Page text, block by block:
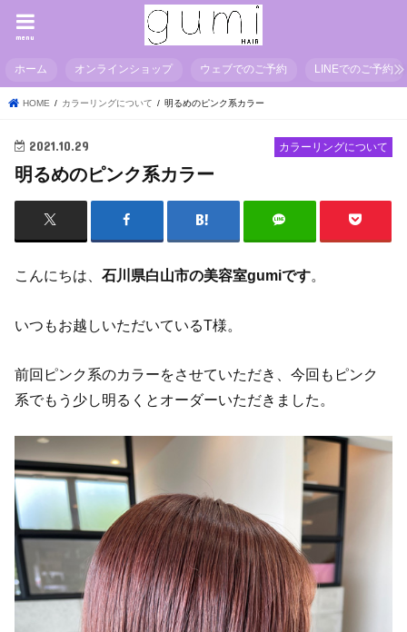
menu
ホーム オンラインショップ ウェブでのご予約 LINEでのご予約
HOME カラーリングについて 明るめのピンク系カラー
カラーリングについて
2021.10.29
明るめのピンク系カラー
こんにちは、石川県白山市の美容室gumiです。
いつもお越しいただいているT様。
前回ピンク系のカラーをさせていただき、今回もピンク
系でもう少し明るくとオーダーいただきました。